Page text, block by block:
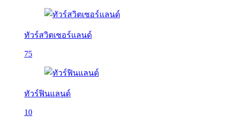
ทัวร์สวิตเซอร์แลนด์
75
ทัวร์ฟินแลนด์
10